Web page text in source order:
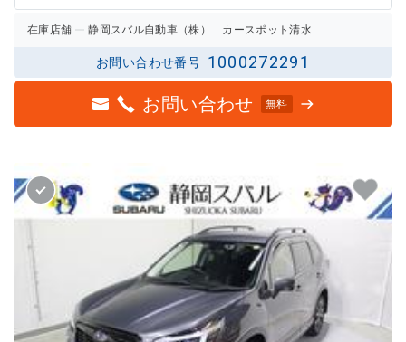
在庫店舗 静岡スバル自動車（株） カースポット清水
お問い合わせ番号 1000272291
お問い合わせ 無料